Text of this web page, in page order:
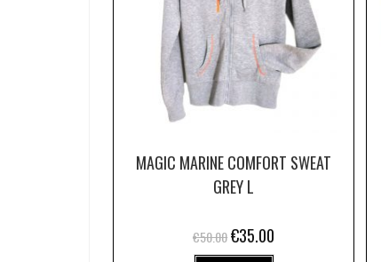
MAGIC MARINE COMFORT SWEAT
GREY L
€50.00€35.00